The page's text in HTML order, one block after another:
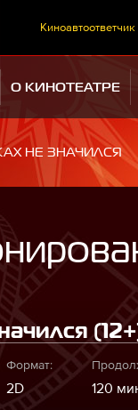
Киноавтоответчик
О КИНОТЕАТРЕ
НЕ ЗНАЧИЛСЯ
Формат:
2D 120